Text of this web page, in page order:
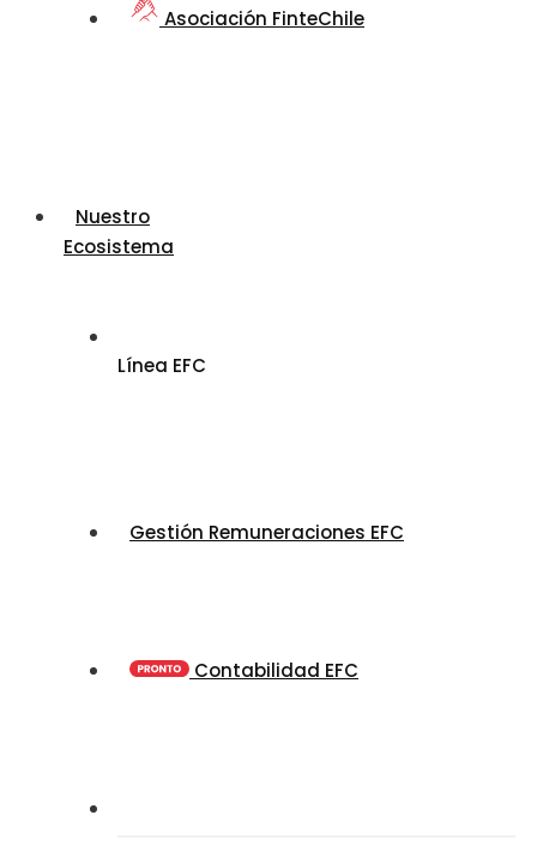
Asociación FinteChile
Nuestro
Ecosistema
Línea EFC
Gestión Remuneraciones EFC
Contabilidad EFC